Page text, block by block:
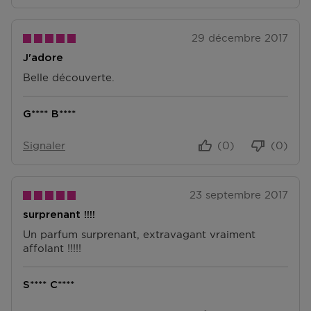
29 décembre 2017
J'adore
Belle découverte.
G**** B****
Signaler (0)
(0)
23 septembre 2017
surprenant !!!!
Un parfum surprenant, extravagant vraiment
affolant !!!!!
S**** C****